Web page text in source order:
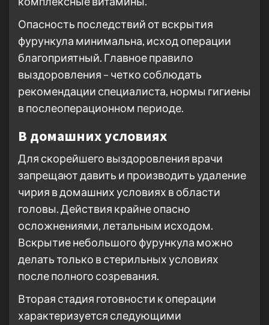
Опасность последствий от вскрытия
фурункула минимальна, исход операции
благоприятный. Главное правило
выздоровления – четко соблюдать
рекомендации специалиста, нормы гигиены
в послеоперационном периоде.
В домашних условиях
Для скорейшего выздоровления врачи
запрещают давить и производить удаление
чирия в домашних условиях в области
головы. Действия крайне опасно
осложнениями, летальным исходом.
Вскрытие небольшого фурункула можно
делать только в стерильных условиях
после полного созревания.
Вторая стадия готовности к операции
характеризуется следующими